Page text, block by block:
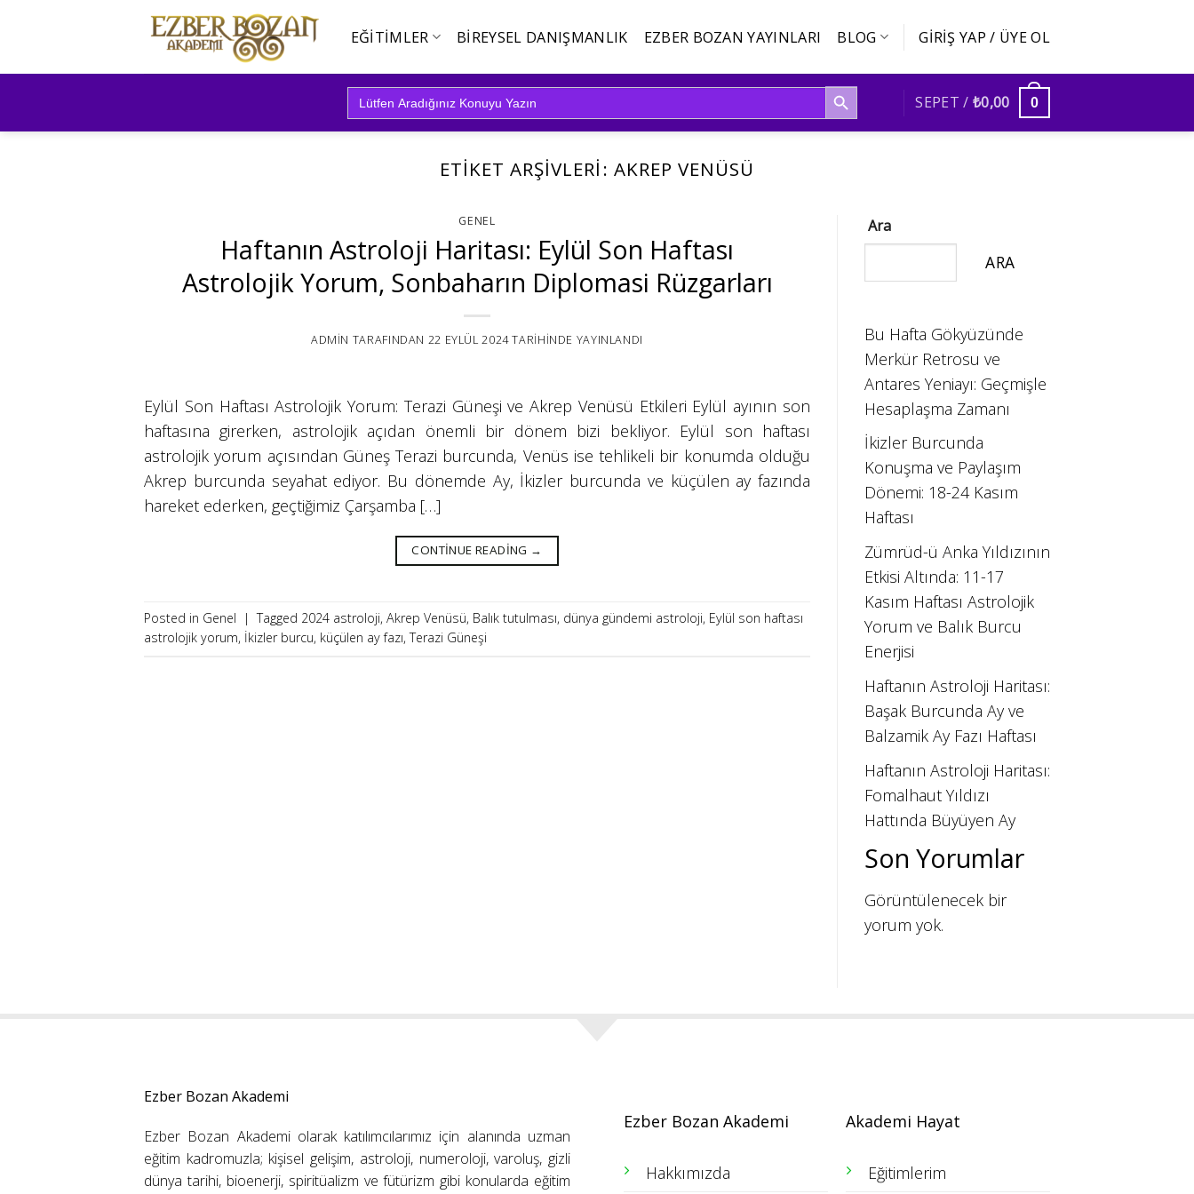
EĞITIMLER BIREYSEL DANIŞMANLIK EZBER BOZAN YAYINLARI BLOG GIRIŞ YAP / ÜYE OL
Search
for:
SEARCH BUTTON
SEPET / ₺0,00 0
ETIKET ARŞIVLERI: AKREP VENÜSÜ
GENEL
Haftanın Astroloji Haritası: Eylül Son Haftası
Astrolojik Yorum, Sonbaharın Diplomasi Rüzgarları
ADMIN TARAFINDAN 22 EYLÜL 2024TARIHINDE YAYINLANDI
Eylül Son Haftası Astrolojik Yorum: Terazi Güneşi ve Akrep Venüsü Etkileri Eylül ayının son
haftasına girerken, astrolojik açıdan önemli bir dönem bizi bekliyor. Eylül son haftası
astrolojik yorum açısından Güneş Terazi burcunda, Venüs ise tehlikeli bir konumda olduğu
Akrep burcunda seyahat ediyor. Bu dönemde Ay, İkizler burcunda ve küçülen ay fazında
hareket ederken, geçtiğimiz Çarşamba […]
CONTINUE READING →
Posted in Genel | Tagged 2024 astroloji, Akrep Venüsü, Balık tutulması, dünya gündemi astroloji, Eylül son haftası
astrolojik yorum, İkizler burcu, küçülen ay fazı,Terazi Güneşi
Ara
ARA
Bu Hafta Gökyüzünde
Merkür Retrosu ve
Antares Yeniayı: Geçmişle
Hesaplaşma Zamanı
İkizler Burcunda
Konuşma ve Paylaşım
Dönemi: 18-24 Kasım
Haftası
Zümrüd-ü Anka Yıldızının
Etkisi Altında: 11-17
Kasım Haftası Astrolojik
Yorum ve Balık Burcu
Enerjisi
Haftanın Astroloji Haritası:
Başak Burcunda Ay ve
Balzamik Ay Fazı Haftası
Haftanın Astroloji Haritası:
Fomalhaut Yıldızı
Hattında Büyüyen Ay
Son Yorumlar
Görüntülenecek bir
yorum yok.
Ezber Bozan Akademi
Ezber Bozan Akademi olarak katılımcılarımız için alanında uzman
eğitim kadromuzla; kişisel gelişim, astroloji, numeroloji, varoluş, gizli
dünya tarihi, bioenerji, spiritüalizm ve fütürizm gibi konularda eğitim
Ezber Bozan Akademi
Hakkımızda
Akademi Hayat
Eğitimlerim